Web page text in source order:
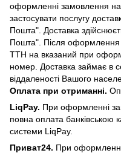
оформленні замовлення
застосувати послугу
Пошта". Доставка
Пошта". Після
ТТН на вказаний при
номер. Доставка займає в
віддаленості Вашого
Оплата при отриманні.
LiqPay. При оформленні
повна оплата банківською
системи LiqPay.
Приват24. При